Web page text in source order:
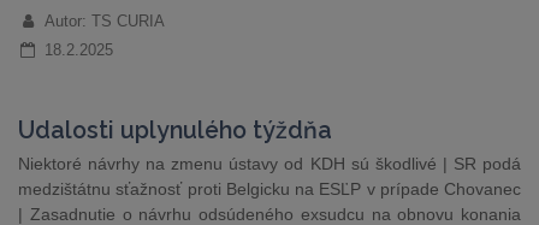
Autor: TS CURIA
18.2.2025
Udalosti uplynulého týždňa
Niektoré návrhy na zmenu ústavy od KDH sú škodlivé | SR podá
medzištátnu sťažnosť proti Belgicku na ESĽP v prípade Chovanec
| Zasadnutie o návrhu odsúdeného exsudcu na obnovu konania